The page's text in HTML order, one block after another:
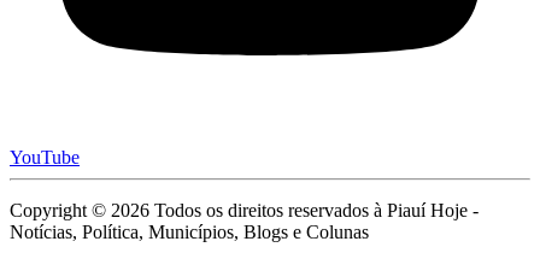
YouTube
Copyright © 2026 Todos os direitos reservados à Piauí Hoje -
Notícias, Política, Municípios, Blogs e Colunas